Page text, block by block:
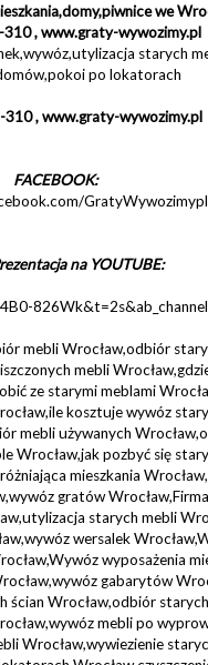
we
, www.graty-wywozimy.pl
starych
po lokatorach
310 , www.graty-wywozimy.pl
FACEBOOK:
na YOUTUBE:
mebli Wrocław,odbiór
mebli
ze starymi meblami
kosztuje wywóz
mebli używanych
Wrocław,jak pozbyć się
mieszkania
gratów
starych mebli
wersalek
wyposażenia
gabarytów
ścian Wrocław,odbiór
mebli po
Wrocław,wywiezienie